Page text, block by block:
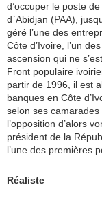
d’occuper le poste
d`Abidjan (PAA),
géré l’une des
Côte d’Ivoire, l’un
ascension qui ne
Front populaire
partir de 1996, il est
banques en Côte
selon ses
l’opposition d’alors
président de la
l’une des premières
Réaliste